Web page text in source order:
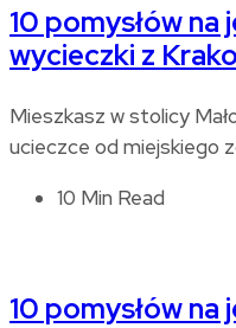
10 pomysłów na
wycieczki z
Mieszkasz w stolicy
ucieczce od miejskiego
10 Min Read
10 pomysłów